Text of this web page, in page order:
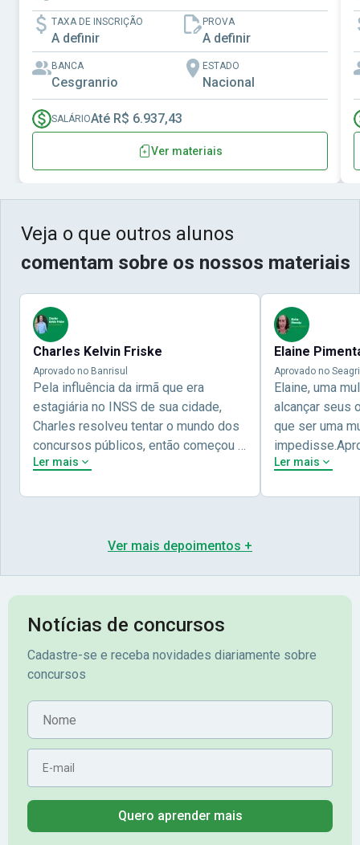
TAXA DE INSCRIÇÃO
A definir
PROVA
A definir
BANCA
Cesgranrio
ESTADO
Nacional
SALÁRIOAté R$ 6.937,43
Ver materiais
Veja o que outros alunos
comentam sobre os nossos materiais
Charles Kelvin Friske
Aprovado no Banrisul
Pela influência da irmã que era
estagiária no INSS de sua cidade,
Charles resolveu tentar o mundo dos
concursos públicos, então começou a
estudar com contéudo gratuito que a
preparação completa, e o resultado
abriu o concurso para o Banco da sua
cidade, o Banrisul. Se tornou
assinante premium e em seguida
mérito no concurso do
Banrisul.Charles Kelvin Friske -
Ler mais
Elaine
Aprovado no
Elaine, uma
alcançar seus
que ser uma
concursos
sua vida e
obstáculos
Pimenta -
Ler mais
Ver mais depoimentos +
Notícias de concursos
Cadastre-se e receba novidades diariamente sobre
concursos
Nome
E-mail
Quero aprender mais